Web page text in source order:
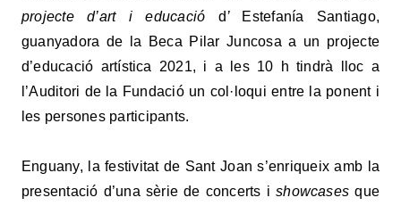
projecte d’art i educació d’ Estefanía Santiago,
guanyadora de la
Beca Pilar Juncosa a un projecte
d’educació artística 2021, i a les 10 h tindrà lloc a
l’Auditori de la Fundació un col·loqui entre la ponent i
les persones participants.
Enguany, la festivitat de Sant Joan s’enriqueix amb la
presentació d’una sèrie de concerts ishowcasesque